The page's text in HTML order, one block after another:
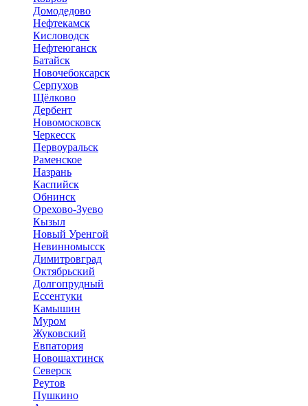
Домодедово
Нефтекамск
Кисловодск
Нефтеюганск
Батайск
Новочебоксарск
Серпухов
Щёлково
Дербент
Новомосковск
Черкесск
Первоуральск
Раменское
Назрань
Каспийск
Обнинск
Орехово-Зуево
Кызыл
Новый Уренгой
Невинномысск
Димитровград
Октябрьский
Долгопрудный
Ессентуки
Камышин
Муром
Жуковский
Евпатория
Новошахтинск
Северск
Реутов
Пушкино